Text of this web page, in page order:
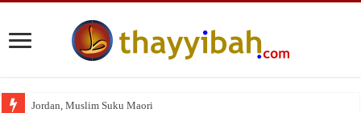
Jordan, Muslim Suku Maori